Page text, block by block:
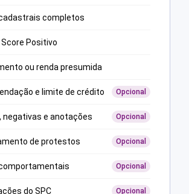
completos
Positivo
ou renda presumida
e limite de crédito Opcional
negativas e anotações Opcional
de protestos Opcional
Opcional
do SPC Opcional